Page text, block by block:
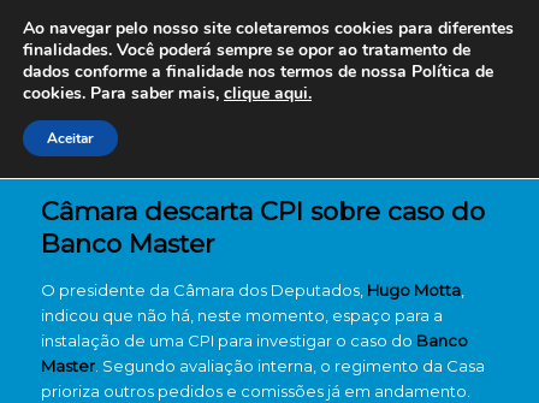
Câmara descarta CPI sobre caso do
Banco Master
O presidente da Câmara dos Deputados, Hugo Motta,
indicou que não há, neste momento, espaço para a
instalação de uma CPI para investigar o caso do Banco
Master. Segundo avaliação interna, o regimento da Casa
prioriza outros pedidos e comissões já em andamento.
Ao navegar pelo nosso site coletaremos cookies para diferentes
finalidades. Você poderá sempre se opor ao tratamento de
dados conforme a finalidade nos termos de nossa Política de
cookies. Para saber mais, clique aqui.
Aceitar